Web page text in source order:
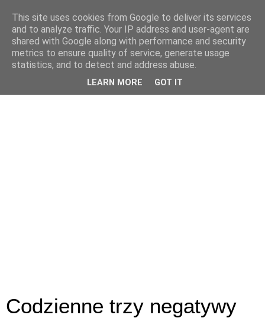
Codzienne trzy negatywy
This site uses cookies from Google to deliver its services
and to analyze traffic. Your IP address and user-agent are
shared with Google along with performance and security
metrics to ensure quality of service, generate usage
statistics, and to detect and address abuse.
LEARN MORE GOT IT